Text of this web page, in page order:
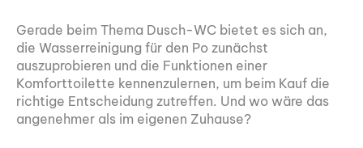
Gerade beim Thema Dusch-WC bietet es sich an,
die Wasserreinigung für den Po zunächst
auszuprobieren und die Funktionen einer
Komforttoilette kennenzulernen, um beim Kauf die
richtige Entscheidung zutreffen. Und wo wäre das
angenehmer als im eigenen Zuhause?